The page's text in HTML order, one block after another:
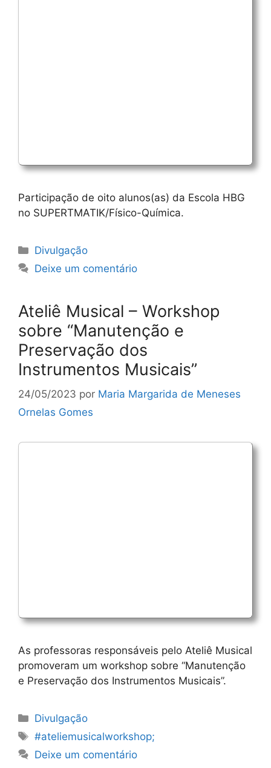
Participação de oito alunos(as) da Escola HBG
no SUPERTMATIK/Físico-Química.
Categorias
Divulgação
Deixe um comentário
Ateliê Musical – Workshop
sobre “Manutenção e
Preservação dos
Instrumentos Musicais”
24/05/2023 por Maria Margarida de Meneses
Ornelas Gomes
As professoras responsáveis pelo Ateliê Musical
promoveram um workshop sobre “Manutenção
e Preservação dos Instrumentos Musicais”.
Categorias
Divulgação
Etiquetas
#ateliemusicalworkshop;
Deixe um comentário